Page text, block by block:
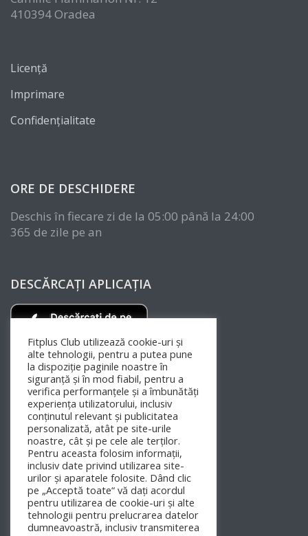
410394 Oradea
Licență
Imprimare
Confidențialitate
ORE DE DESCHIDERE
Deschis în fiecare zi de la 05:00 până la 24:00
365 de zile pe an
DESCĂRCAȚI APLICAȚIA
FIT+ ROMANIA PE SOCIAL MEDIA
Fitplus Club utilizează cookie-uri și
alte tehnologii, pentru a putea pune
la dispoziție paginile noastre în
siguranță și în mod fiabil, pentru a
verifica performanțele și a îmbunătăți
experiența utilizatorului, inclusiv
conținutul relevant și publicitatea
personalizată, atât pe site-urile
noastre, cât și pe cele ale terților.
Pentru aceasta folosim informații,
inclusiv date privind utilizarea site-
urilor și aparatele folosite. Dând clic
pe „Acceptă toate“ vă dați acordul
pentru utilizarea de cookie-uri și alte
tehnologii pentru prelucrarea datelor
dumneavoastră, inclusiv transmiterea